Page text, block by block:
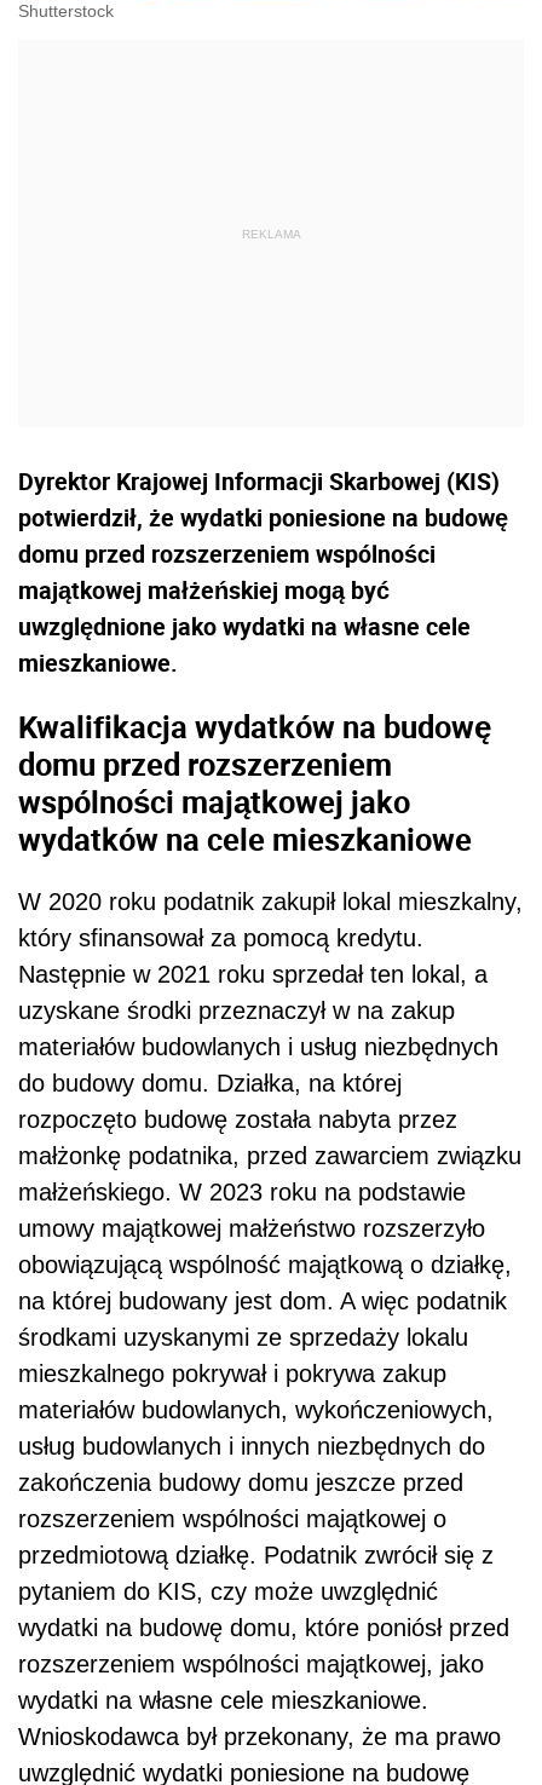
Shutterstock
Dyrektor Krajowej Informacji Skarbowej (KIS)
potwierdził, że wydatki poniesione na budowę
domu przed rozszerzeniem wspólności
majątkowej małżeńskiej mogą być
uwzględnione jako wydatki na własne cele
mieszkaniowe.
Kwalifikacja wydatków na budowę
domu przed rozszerzeniem
wspólności majątkowej jako
wydatków na cele mieszkaniowe
W 2020 roku podatnik zakupił lokal mieszkalny,
który sfinansował za pomocą kredytu.
Następnie w 2021 roku sprzedał ten lokal, a
uzyskane środki przeznaczył w na zakup
materiałów budowlanych i usług niezbędnych
do budowy domu. Działka, na której
rozpoczęto budowę została nabyta przez
małżonkę podatnika, przed zawarciem związku
małżeńskiego. W 2023 roku na podstawie
umowy majątkowej małżeństwo rozszerzyło
obowiązującą wspólność majątkową o działkę,
na której budowany jest dom. A więc podatnik
środkami uzyskanymi ze sprzedaży lokalu
mieszkalnego pokrywał i pokrywa zakup
materiałów budowlanych, wykończeniowych,
usług budowlanych i innych niezbędnych do
zakończenia budowy domu jeszcze przed
rozszerzeniem wspólności majątkowej o
przedmiotową działkę. Podatnik zwrócił się z
pytaniem do KIS, czy może uwzględnić
wydatki na budowę domu, które poniósł przed
rozszerzeniem wspólności majątkowej, jako
wydatki na własne cele mieszkaniowe.
Wnioskodawca był przekonany, że ma prawo
uwzględnić wydatki poniesione na budowę